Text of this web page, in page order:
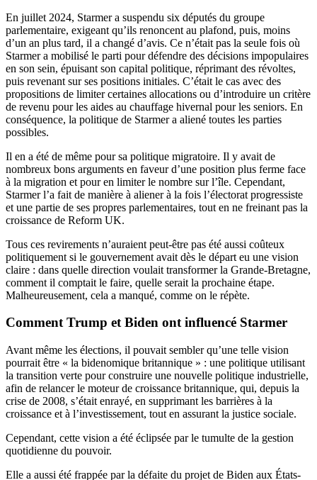
En juillet 2024, Starmer a suspendu six députés du groupe
parlementaire, exigeant qu’ils renoncent au plafond, puis, moins
d’un an plus tard, il a changé d’avis. Ce n’était pas la seule fois où
Starmer a mobilisé le parti pour défendre des décisions impopulaires
en son sein, épuisant son capital politique, réprimant des révoltes,
puis revenant sur ses positions initiales. C’était le cas avec des
propositions de limiter certaines allocations ou d’introduire un critère
de revenu pour les aides au chauffage hivernal pour les seniors. En
conséquence, la politique de Starmer a aliené toutes les parties
possibles.
Il en a été de même pour sa politique migratoire. Il y avait de
nombreux bons arguments en faveur d’une position plus ferme face
à la migration et pour en limiter le nombre sur l’île. Cependant,
Starmer l’a fait de manière à aliener à la fois l’électorat progressiste
et une partie de ses propres parlementaires, tout en ne freinant pas la
croissance de Reform UK.
Tous ces revirements n’auraient peut-être pas été aussi coûteux
politiquement si le gouvernement avait dès le départ eu une vision
claire : dans quelle direction voulait transformer la Grande-Bretagne,
comment il comptait le faire, quelle serait la prochaine étape.
Malheureusement, cela a manqué, comme on le répète.
Comment Trump et Biden ont influencé Starmer
Avant même les élections, il pouvait sembler qu’une telle vision
pourrait être « la bidenomique britannique » : une politique utilisant
la transition verte pour construire une nouvelle politique industrielle,
afin de relancer le moteur de croissance britannique, qui, depuis la
crise de 2008, s’était enrayé, en supprimant les barrières à la
croissance et à l’investissement, tout en assurant la justice sociale.
Cependant, cette vision a été éclipsée par le tumulte de la gestion
quotidienne du pouvoir.
Elle a aussi été frappée par la défaite du projet de Biden aux États-